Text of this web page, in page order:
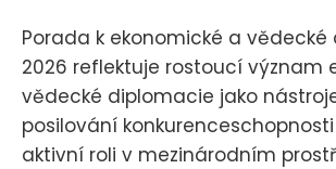
Porada k ekonomické a
2026 reflektuje rostoucí význam
vědecké diplomacie jako
posilování
aktivní roli v mezinárodním